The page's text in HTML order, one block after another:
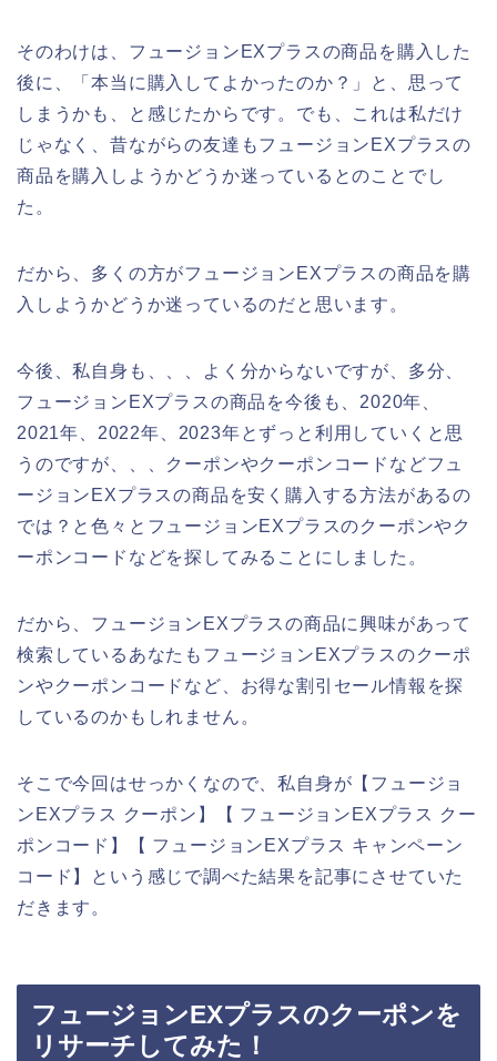
そのわけは、フュージョンEXプラスの商品を購入した
後に、「本当に購入してよかったのか？」と、思って
しまうかも、と感じたからです。でも、これは私だけ
じゃなく、昔ながらの友達もフュージョンEXプラスの
商品を購入しようかどうか迷っているとのことでし
た。
だから、多くの方がフュージョンEXプラスの商品を購
入しようかどうか迷っているのだと思います。
今後、私自身も、、、よく分からないですが、多分、
フュージョンEXプラスの商品を今後も、2020年、
2021年、2022年、2023年とずっと利用していくと思
うのですが、、、クーポンやクーポンコードなどフュ
ージョンEXプラスの商品を安く購入する方法があるの
では？と色々とフュージョンEXプラスのクーポンやク
ーポンコードなどを探してみることにしました。
だから、フュージョンEXプラスの商品に興味があって
検索しているあなたもフュージョンEXプラスのクーポ
ンやクーポンコードなど、お得な割引セール情報を探
しているのかもしれません。
そこで今回はせっかくなので、私自身が【フュージョ
ンEXプラス クーポン】【 フュージョンEXプラス クー
ポンコード】【 フュージョンEXプラス キャンペーン
コード】という感じで調べた結果を記事にさせていた
だきます。
フュージョンEXプラスのクーポンを
リサーチしてみた！